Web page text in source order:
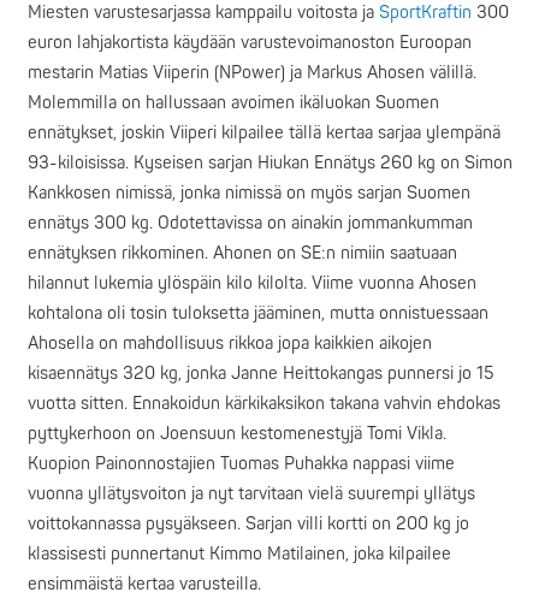
Miesten varustesarjassa kamppailu voitosta ja SportKraftin 300
euron lahjakortista käydään varustevoimanoston Euroopan
mestarin Matias Viiperin (NPower) ja Markus Ahosen välillä.
Molemmilla on hallussaan avoimen ikäluokan Suomen
ennätykset, joskin Viiperi kilpailee tällä kertaa sarjaa ylempänä
93-kiloisissa. Kyseisen sarjan Hiukan Ennätys 260 kg on Simon
Kankkosen nimissä, jonka nimissä on myös sarjan Suomen
ennätys 300 kg. Odotettavissa on ainakin jommankumman
ennätyksen rikkominen. Ahonen on SE:n nimiin saatuaan
hilannut lukemia ylöspäin kilo kilolta. Viime vuonna Ahosen
kohtalona oli tosin tuloksetta jääminen, mutta onnistuessaan
Ahosella on mahdollisuus rikkoa jopa kaikkien aikojen
kisaennätys 320 kg, jonka Janne Heittokangas punnersi jo 15
vuotta sitten. Ennakoidun kärkikaksikon takana vahvin ehdokas
pyttykerhoon on Joensuun kestomenestyjä Tomi Vikla.
Kuopion Painonnostajien Tuomas Puhakka nappasi viime
vuonna yllätysvoiton ja nyt tarvitaan vielä suurempi yllätys
voittokannassa pysyäkseen. Sarjan villi kortti on 200 kg jo
klassisesti punnertanut Kimmo Matilainen, joka kilpailee
ensimmäistä kertaa varusteilla.